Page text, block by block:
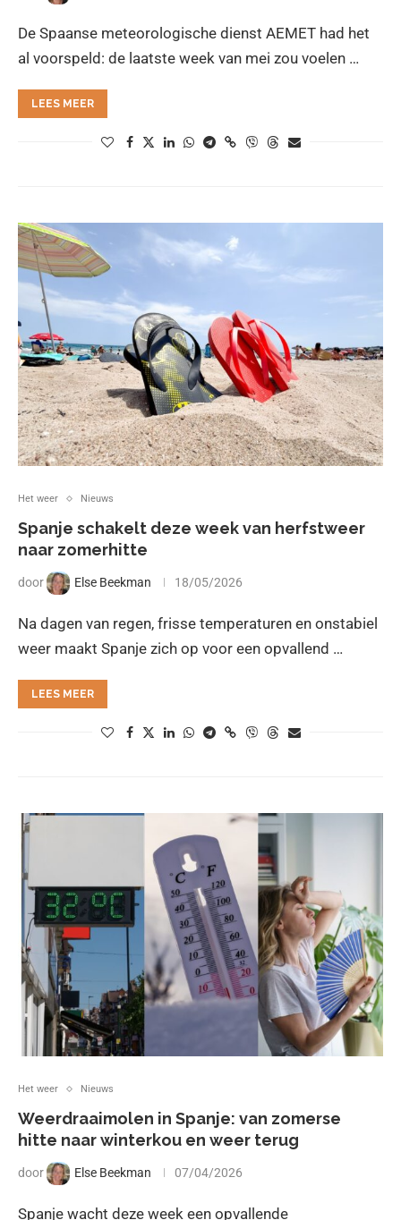
De Spaanse meteorologische dienst AEMET had het
al voorspeld: de laatste week van mei zou voelen …
LEES MEER
Het weer Nieuws
Spanje schakelt deze week van herfstweer
naar zomerhitte
door Else Beekman 18/05/2026
Na dagen van regen, frisse temperaturen en onstabiel
weer maakt Spanje zich op voor een opvallend …
LEES MEER
Het weer Nieuws
Weerdraaimolen in Spanje: van zomerse
hitte naar winterkou en weer terug
door Else Beekman 07/04/2026
Spanje wacht deze week een opvallende